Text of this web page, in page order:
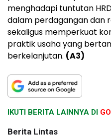
menghadapi tuntutan
dalam perdagangan dan
sekaligus memperkuat
praktik usaha yang
berkelanjutan. (A3)
IKUTI BERITA LAINNYA DI
Berita Lintas